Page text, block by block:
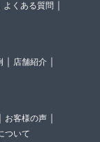
よくある質問
店舗紹介
お客様の声
ついて